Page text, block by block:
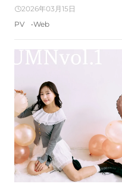
2026年03月15日
PV
Web